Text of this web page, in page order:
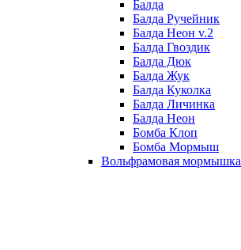
Балда
Балда Ручейник
Балда Неон v.2
Балда Гвоздик
Балда Дюк
Балда Жук
Балда Куколка
Балда Личинка
Балда Неон
Бомба Клоп
Бомба Мормыш
Вольфрамовая мормышка